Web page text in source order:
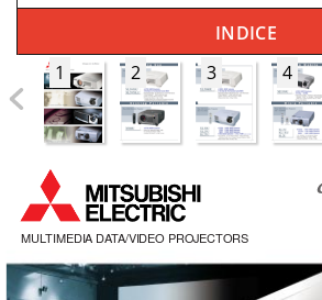
INDICE
1
2 3 4
MULTIMEDIA DATA/VIDEO PROJECTORS